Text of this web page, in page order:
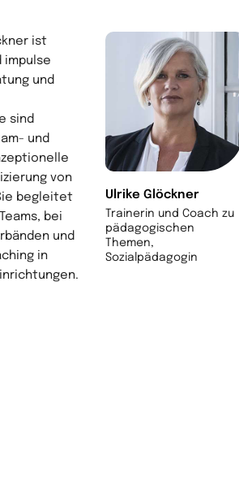
Ulrike Glöckner
Trainerin und Coach zu
pädagogischen
Themen,
Sozialpädagogin
ist
impulse
und
sind
und
von
begleitet
bei
und
in